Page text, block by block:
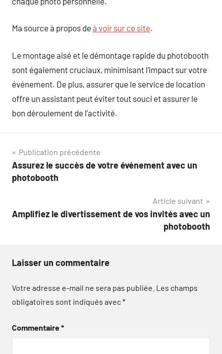
Ma source à propos de à voir sur ce site.
Le montage aisé et le démontage rapide du photobooth
sont également cruciaux, minimisant l’impact sur votre
événement. De plus, assurer que le service de location
offre un assistant peut éviter tout souci et assurer le
bon déroulement de l’activité.
Navigation
de
Publication précédente
Assurez le succès de votre événement avec un
photobooth
Article suivant
Amplifiez le divertissement de vos invités avec un
photobooth
Laisser un commentaire
Votre adresse e-mail ne sera pas publiée. Les champs
obligatoires sont indiqués avec*
Commentaire*